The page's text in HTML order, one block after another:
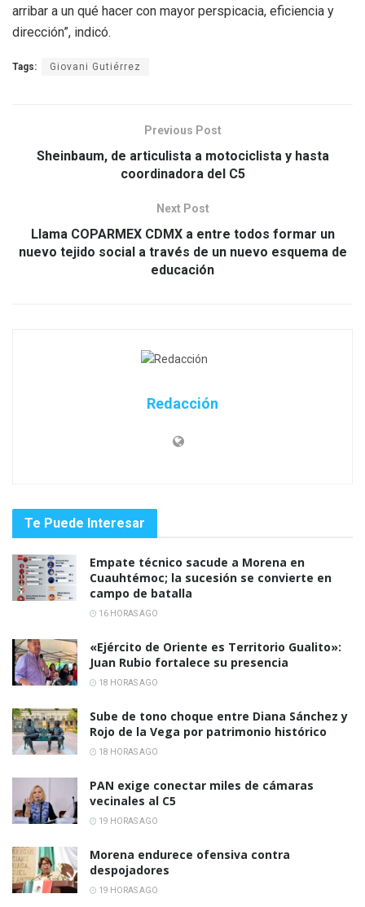
arribar a un qué hacer con mayor perspicacia, eficiencia y
dirección”, indicó.
Tags: Giovani Gutiérrez
Previous Post
Sheinbaum, de articulista a motociclista y hasta
coordinadora del C5
Next Post
Llama COPARMEX CDMX a entre todos formar un
nuevo tejido social a través de un nuevo esquema de
educación
Redacción
Te Puede Interesar
Empate técnico sacude a Morena en
Cuauhtémoc; la sucesión se convierte en
campo de batalla
16 HORAS AGO
«Ejército de Oriente es Territorio Gualito»:
Juan Rubio fortalece su presencia
18 HORAS AGO
Sube de tono choque entre Diana Sánchez y
Rojo de la Vega por patrimonio histórico
18 HORAS AGO
PAN exige conectar miles de cámaras
vecinales al C5
19 HORAS AGO
Morena endurece ofensiva contra
despojadores
19 HORAS AGO